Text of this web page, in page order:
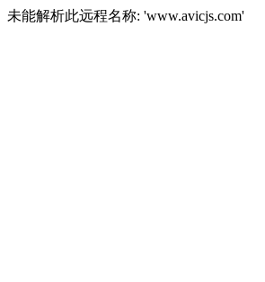
未能解析此远程名称: 'www.avicjs.com'